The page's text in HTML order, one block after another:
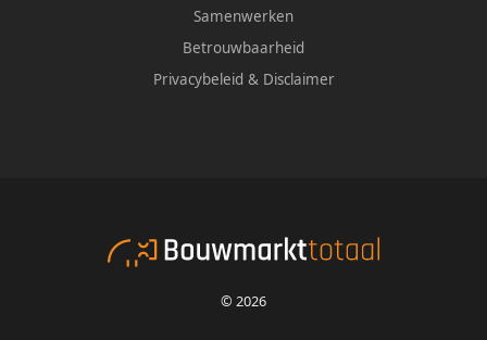
Samenwerken
Betrouwbaarheid
Privacybeleid & Disclaimer
© 2026